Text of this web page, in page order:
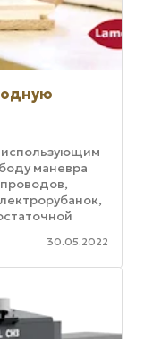
использующим
маневра
...
30.05.2022